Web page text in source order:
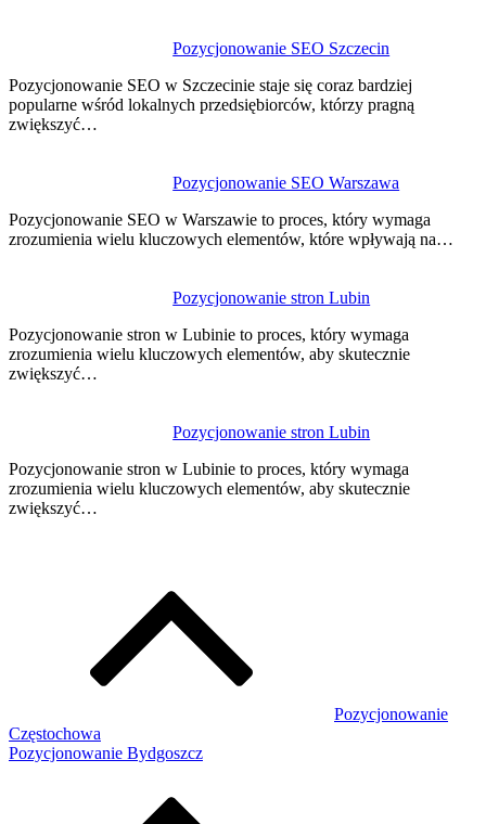
Pozycjonowanie SEO Szczecin
Pozycjonowanie SEO w Szczecinie staje się coraz bardziej
popularne wśród lokalnych przedsiębiorców, którzy pragną
zwiększyć…
Pozycjonowanie SEO Warszawa
Pozycjonowanie SEO w Warszawie to proces, który wymaga
zrozumienia wielu kluczowych elementów, które wpływają na…
Pozycjonowanie stron Lubin
Pozycjonowanie stron w Lubinie to proces, który wymaga
zrozumienia wielu kluczowych elementów, aby skutecznie
zwiększyć…
Pozycjonowanie stron Lubin
Pozycjonowanie stron w Lubinie to proces, który wymaga
zrozumienia wielu kluczowych elementów, aby skutecznie
zwiększyć…
Pozycjonowanie
Częstochowa
Pozycjonowanie Bydgoszcz